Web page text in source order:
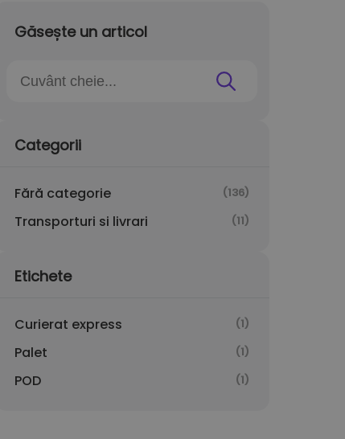
Găsește un articol
Categorii
Fără categorie (136)
Transporturi si livrari (11)
Etichete
Curierat express (1)
Palet (1)
POD (1)